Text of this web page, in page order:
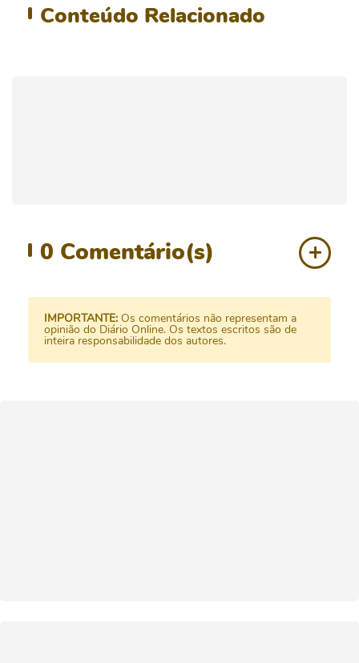
Conteúdo Relacionado
0 Comentário(s)
IMPORTANTE: Os comentários não representam a
opinião do Diário Online. Os textos escritos são de
inteira responsabilidade dos autores.